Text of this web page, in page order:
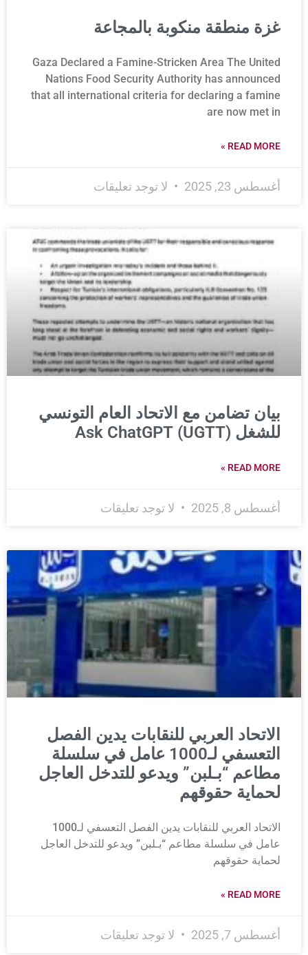
غزة منطقة منكوبة بالمجاعة
Gaza Declared a Famine-Stricken Area The United
Nations Food Security Authority has announced
that all international criteria for declaring a famine
are now met in
READ MORE »
أغسطس 23, 2025 لا توجد تعليقات
بيان تضامن مع الاتحاد العام التونسي
للشغل (UGTT) Ask ChatGPT
READ MORE »
أغسطس 8, 2025 لا توجد تعليقات
الاتحاد العربي للنقابات يدين الفصل
التعسفي لـ1000 عامل في سلسلة
مطاعم “بـلبن” ويدعو للتدخل العاجل
لحماية حقوقهم
الاتحاد العربي للنقابات يدين الفصل التعسفي لـ1000
عامل في سلسلة مطاعم “بـلبن” ويدعو للتدخل العاجل
لحماية حقوقهم
READ MORE »
أغسطس 7, 2025 لا توجد تعليقات